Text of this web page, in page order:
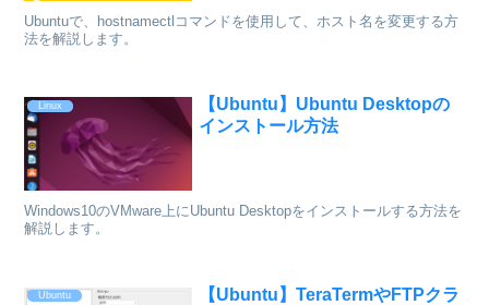
Ubuntuで、hostnamectlコマンドを使用して、ホスト名を変更する方
法を解説します。
Linux
【Ubuntu】Ubuntu Desktopの
インストール方法
Windows10のVMware上にUbuntu Desktopをインストールする方法を
解説します。
Ubuntu
【Ubuntu】TeraTermやFTPクラ